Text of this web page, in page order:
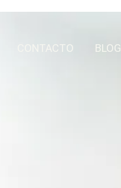
CONTACTO BLOG